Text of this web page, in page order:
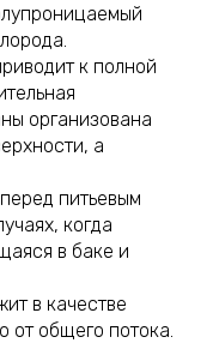
к полной
организована
а
питьевым
когда
в баке и
в качестве
от общего потока.